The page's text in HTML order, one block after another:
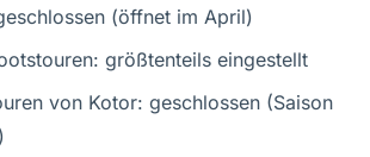
(öffnet im April)
größtenteils eingestellt
von Kotor: geschlossen (Saison